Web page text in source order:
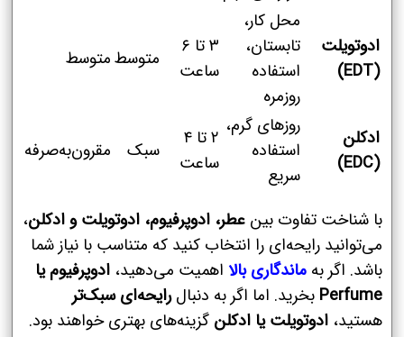
ادوتویلت
(EDT)
محل کار،
تابستان،
استفاده
روزمره
۳ تا ۶
ساعت
متوسطمتوسط
ادکلن
(EDC)
روزهای گرم،
استفاده
سریع
۲ تا ۴
ساعت
سبک مقرون‌به‌صرفه
با شناخت تفاوت بین عطر، ادوپرفیوم، ادوتویلت و ادکلن،
می‌توانید رایحه‌ای را انتخاب کنید که متناسب با نیاز شما
باشد. اگر به ماندگاری بالا اهمیت می‌دهید، ادوپرفیوم یا
Perfume بخرید. اما اگر به دنبالرایحه‌ای سبک‌تر
هستید، ادوتویلت یا ادکلن گزینه‌های بهتری خواهند بود.